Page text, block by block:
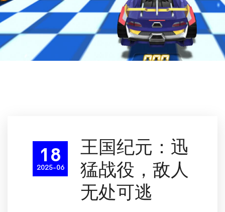
18
2025-06
王国纪元：迅
猛战役，敌人
无处可逃